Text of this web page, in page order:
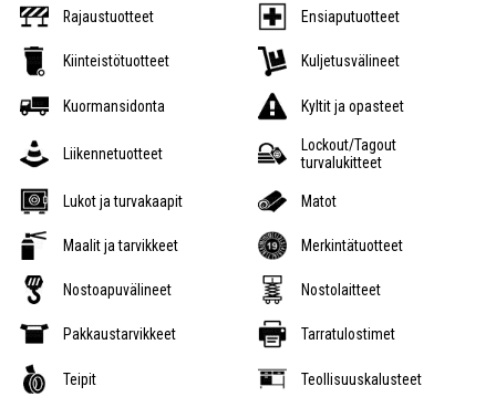
Rajaustuotteet Ensiaputuotteet
Kiinteistötuotteet Kuljetusvälineet
Kuormansidonta Kyltit ja opasteet
Liikennetuotteet
Lockout/Tagout
turvalukitteet
Lukot ja turvakaapit Matot
Maalit ja tarvikkeet Merkintätuotteet
Nostoapuvälineet Nostolaitteet
Pakkaustarvikkeet Tarratulostimet
Teipit Teollisuuskalusteet